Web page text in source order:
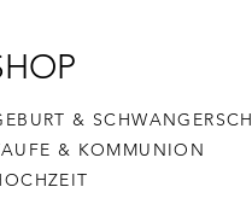
&
& KOMMUNION